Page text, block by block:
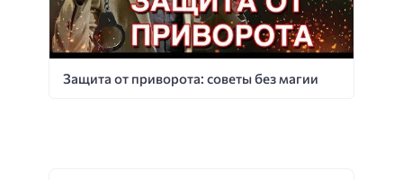
Защита от приворота: советы без магии